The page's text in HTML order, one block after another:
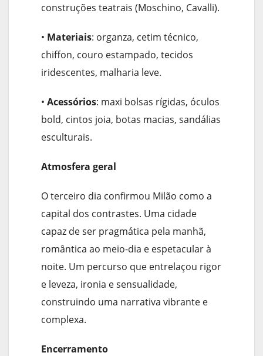
construções teatrais (Moschino, Cavalli).
• Materiais: organza, cetim técnico,
chiffon, couro estampado, tecidos
iridescentes, malharia leve.
• Acessórios: maxi bolsas rígidas, óculos
bold, cintos joia, botas macias, sandálias
esculturais.
Atmosfera geral
O terceiro dia confirmou Milão como a
capital dos contrastes. Uma cidade
capaz de ser pragmática pela manhã,
romântica ao meio-dia e espetacular à
noite. Um percurso que entrelaçou rigor
e leveza, ironia e sensualidade,
construindo uma narrativa vibrante e
complexa.
Encerramento